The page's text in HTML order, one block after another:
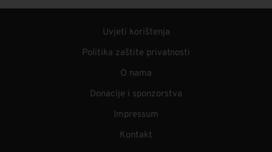
Uvjeti korištenja
Politika zaštite privatnosti
O nama
Donacije i sponzorstva
Impressum
Kontakt